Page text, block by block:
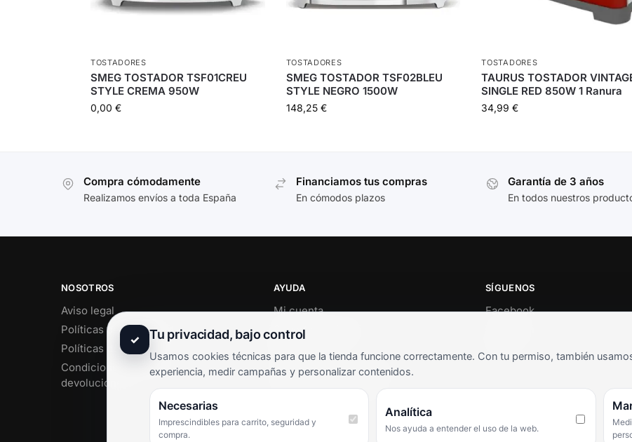
TOSTADORES
SMEG TOSTADOR TSF01CREU
STYLE CREMA 950W
0,00 €
TOSTADORES
SMEG TOSTADOR TSF02BLEU
STYLE NEGRO 1500W
148,25 €
TOSTADORES
TAURUS TOSTADOR
SINGLE RED 850W 1 Ranura
34,99€
Compra cómodamente
Realizamos envíos a toda España
Financiamos tus compras
En cómodos plazos
Garantía de 3 años
En todos nuestros
NOSOTROS
Aviso legal
Políticas de privacidad
Políticas de cookies
Condiciones de envío y
devoluciones
AYUDA
Mi cuenta
Soporte al cliente
Términos y condiciones
Preguntas frecuentes
SÍGUENOS
Facebook
✓ Tu privacidad, bajo control
Usamos cookies técnicas para que la tienda funcione correctamente. Con tu permiso, también
experiencia, medir campañas y personalizar contenidos.
Necesarias
Imprescindibles para carrito, seguridad y
compra.
Analítica
Nos ayuda a entender el uso de la web.